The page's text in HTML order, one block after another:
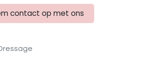
contact op met ons